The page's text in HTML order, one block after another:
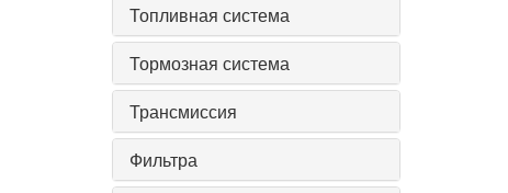
Топливная система
Тормозная система
Трансмиссия
Фильтра